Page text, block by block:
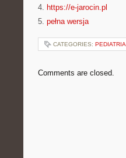
4. https://e-jarocin.pl
5. pełna wersja
CATEGORIES: PEDIATRIA
Comments are closed.